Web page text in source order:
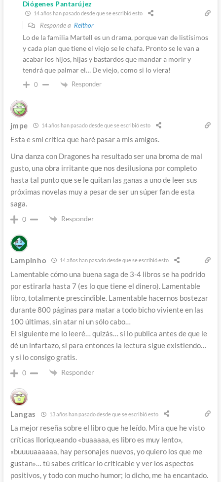
Diógenes Pantarújez
14 años han pasado desde que se escribió esto
Responde a Reithor
Lo de la familia Martell es un drama, porque van de listísimos
y cada plan que tiene el viejo se le chafa. Pronto se le van a
acabar los hijos, hijas y bastardos que mandar a morir y
tendrá que palmar el… De viejo, como si lo viera!
0 Responder
jmpe 14 años han pasado desde que se escribió esto
Esta e smi crítica que haré pasar a mis amigos.
Una danza con Dragones ha resultado ser una broma de mal
gusto, una obra irritante que nos desilusiona por completo
hasta tal punto que se le quitan las ganas a uno de leer sus
próximas novelas muy a pesar de ser un súper fan de esta
saga.
0 Responder
Lampinho 14 años han pasado desde que se escribió esto
Lamentable cómo una buena saga de 3-4 libros se ha podrido
por estirarla hasta 7 (es lo que tiene el dinero). Lamentable
libro, totalmente prescindible. Lamentable hacernos bostezar
durante 800 páginas para matar a todo bicho viviente en las
100 últimas, sin atar ni un sólo cabo…
El siguiente me lo leeré… quizás… si lo publica antes de que le
dé un infartazo, si para entonces la lectura sigue existiendo…
y si lo consigo gratis.
0 Responder
Langas 13 años han pasado desde que se escribió esto
La mejor reseña sobre el libro que he leído. Mira que he visto
críticas lloriqueando «buaaaaa, es libro es muy lento»,
«buuuuaaaaaa, hay personajes nuevos, yo quiero los que me
gustan»… tú sabes criticar lo criticable y ver los aspectos
positivos, y todo con mucho humor; lo dicho, me ha encantado.